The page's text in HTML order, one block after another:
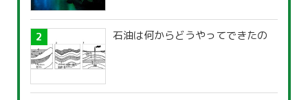
石油は何からどうやってできたの